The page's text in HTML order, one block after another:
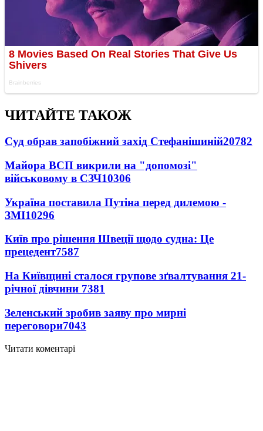
ЧИТАЙТЕ ТАКОЖ
Суд обрав запобіжний захід Стефанішиній20782
Майора ВСП викрили на "допомозі"
військовому в СЗЧ10306
Україна поставила Путіна перед дилемою -
ЗМІ10296
Київ про рішення Швеції щодо судна: Це
прецедент7587
На Київщині сталося групове зґвалтування 21-
річної дівчини 7381
Зеленський зробив заяву про мирні
переговори7043
Читати коментарі